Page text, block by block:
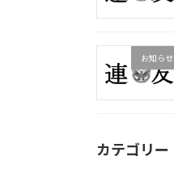
お知らせ
カテゴリー